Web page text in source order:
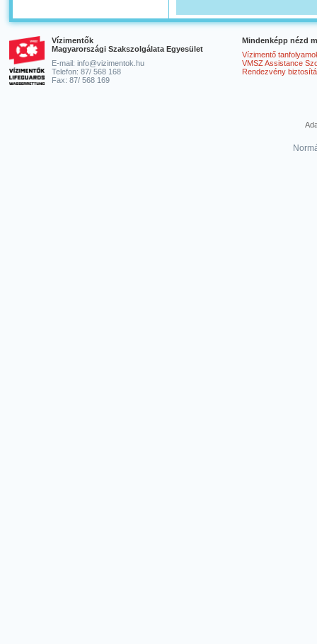
Vízimentők
Magyarországi Szakszolgálata Egyesület
E-mail: info@vizimentok.hu
Telefon: 87/ 568 168
Fax: 87/ 568 169
Mindenképp nézd
Vízimentő
VMSZ Assistance
Rendezvény